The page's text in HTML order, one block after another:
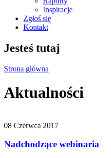
Inspiracje
Zgłoś się
Kontakt
Jesteś tutaj
Strona główna
Aktualności
08 Czerwca 2017
Nadchodzące webinaria